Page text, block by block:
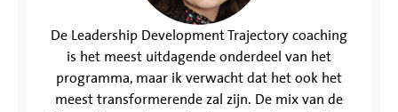
De Leadership Development Trajectory coaching
is het meest uitdagende onderdeel van het
programma, maar ik verwacht dat het ook het
meest transformerende zal zijn. De mix van de